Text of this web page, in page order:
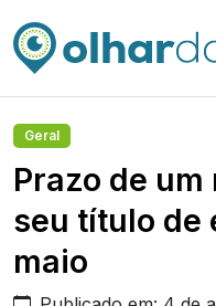
Geral
Prazo de
seu título de
maio